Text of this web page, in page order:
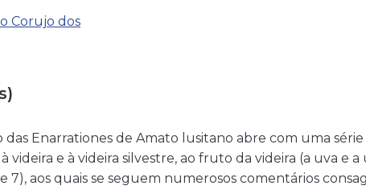
Corujo dos
Enarrationes de Amato lusitano abre com uma
videira e à videira silvestre, ao fruto da videira (a uva e a
7), aos quais se seguem numerosos comentários